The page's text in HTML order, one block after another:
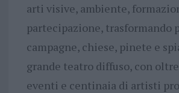
arti visive, ambiente,
partecipazione, trasformando
campagne, chiese, pinete e
grande teatro diffuso, con
eventi e centinaia di artisti